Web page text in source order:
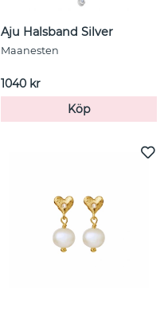
Aju Halsband Silver
Maanesten
1040 kr
Köp